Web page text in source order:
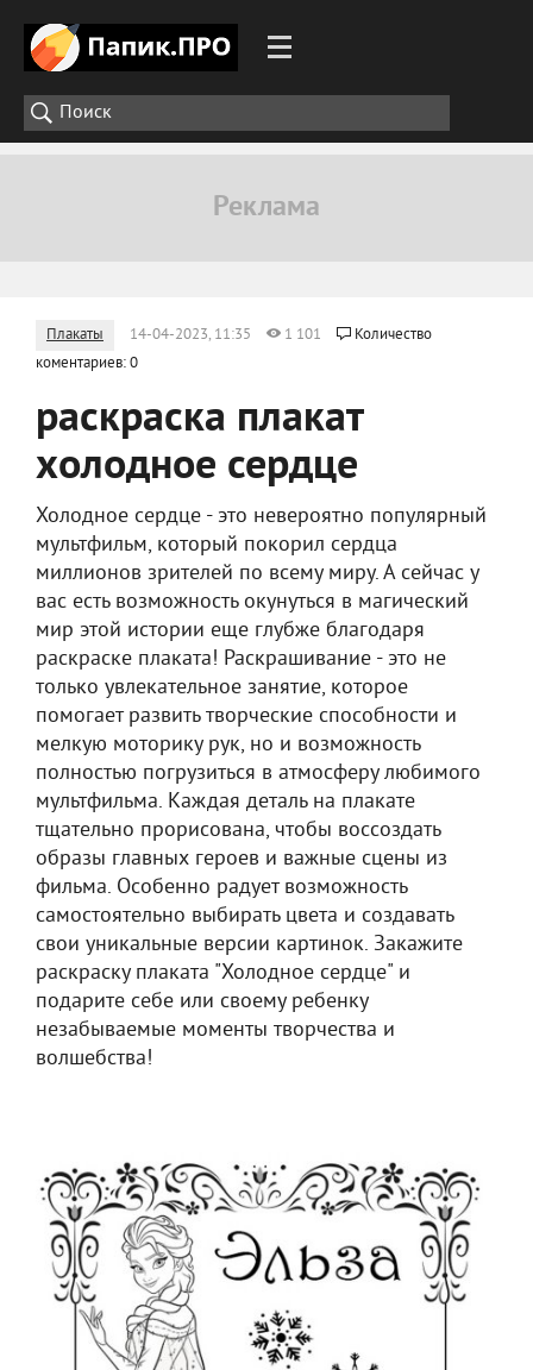
Плакаты 14-04-2023, 11:35 1 101
Количество
коментариев: 0
раскраска плакат
холодное сердце
Холодное сердце - это невероятно популярный
мультфильм, который покорил сердца
миллионов зрителей по всему миру. А сейчас у
вас есть возможность окунуться в магический
мир этой истории еще глубже благодаря
раскраске плаката! Раскрашивание - это не
только увлекательное занятие, которое
помогает развить творческие способности и
мелкую моторику рук, но и возможность
полностью погрузиться в атмосферу любимого
мультфильма. Каждая деталь на плакате
тщательно прорисована, чтобы воссоздать
образы главных героев и важные сцены из
фильма. Особенно радует возможность
самостоятельно выбирать цвета и создавать
свои уникальные версии картинок. Закажите
раскраску плаката "Холодное сердце" и
подарите себе или своему ребенку
незабываемые моменты творчества и
волшебства!